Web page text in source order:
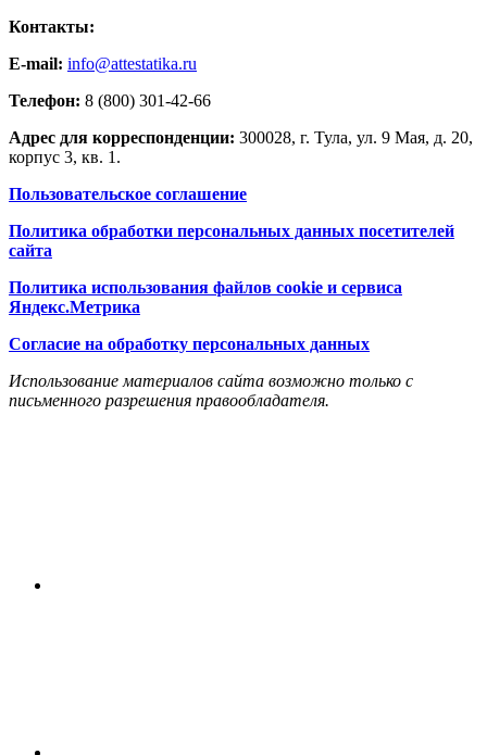
Контакты:
E-mail: info@attestatika.ru
Телефон: 8 (800) 301-42-66
Адрес для корреспонденции: 300028, г. Тула, ул. 9 Мая, д. 20,
корпус 3, кв. 1.
Пользовательское соглашение
Политика обработки персональных данных посетителей
сайта
Политика использования файлов cookie и сервиса
Яндекс.Метрика
Согласие на обработку персональных данных
Использование материалов сайта возможно только с
письменного разрешения правообладателя.